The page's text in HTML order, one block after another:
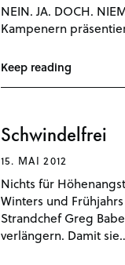
NEIN. JA. DOCH.
Kampenern
Keep reading
Schwindelfrei
15. MAI 2012
Nichts für
Winters und
Strandchef Greg
verlängern. Damit